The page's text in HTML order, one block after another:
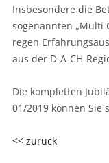
Insbesondere die
sogenannten „Multi
regen
aus der D-A-CH-
Die kompletten
01/2019 können Sie
<< zurück